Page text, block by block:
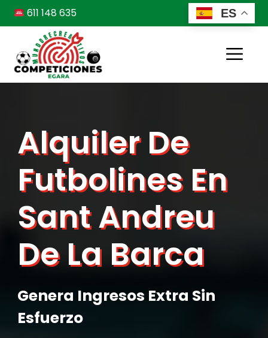
Saltar
al
contenido
611 148 635 ES
Alquiler De
Futbolines En
Sant Andreu
De La Barca
Genera Ingresos Extra Sin
Esfuerzo